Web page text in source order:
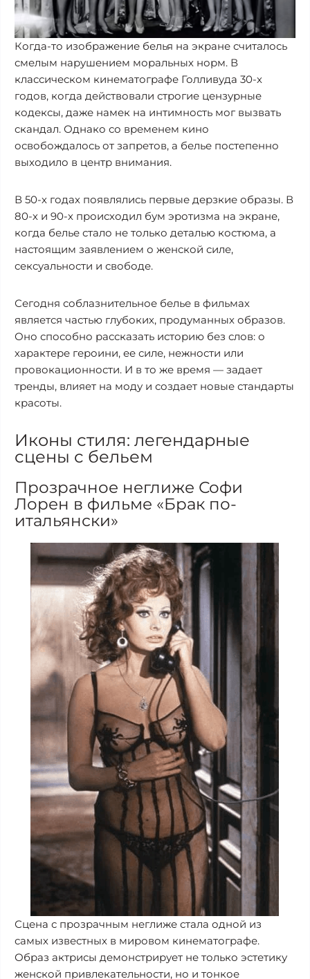
Когда-то изображение белья на экране считалось
смелым нарушением моральных норм. В
классическом кинематографе Голливуда 30-х
годов, когда действовали строгие цензурные
кодексы, даже намек на интимность мог вызвать
скандал. Однако со временем кино
освобождалось от запретов, а белье постепенно
выходило в центр внимания.
В 50-х годах появлялись первые дерзкие образы. В
80-х и 90-х происходил бум эротизма на экране,
когда белье стало не только деталью костюма, а
настоящим заявлением о женской силе,
сексуальности и свободе.
Сегодня соблазнительное белье в фильмах
является частью глубоких, продуманных образов.
Оно способно рассказать историю без слов: о
характере героини, ее силе, нежности или
провокационности. И в то же время — задает
тренды, влияет на моду и создает новые стандарты
красоты.
Иконы стиля: легендарные
сцены с бельем
Прозрачное неглиже Софи
Лорен в фильме «Брак по-
итальянски»
Сцена с прозрачным неглиже стала одной из
самых известных в мировом кинематографе.
Образ актрисы демонстрирует не только эстетику
женской привлекательности, но и тонкое